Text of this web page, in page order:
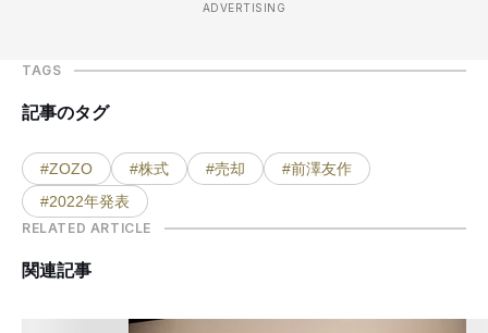
ADVERTISING
TAGS
記事のタグ
#ZOZO #株式 #売却
#前澤友作
#2022年発表
RELATED ARTICLE
関連記事